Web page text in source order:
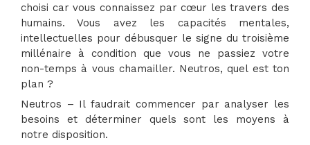
choisi car vous connaissez par cœur les travers des
humains. Vous avez les capacités mentales,
intellectuelles pour débusquer le signe du troisième
millénaire à condition que vous ne passiez votre
non-temps à vous chamailler. Neutros, quel est ton
plan ?
Neutros – Il faudrait commencer par analyser les
besoins et déterminer quels sont les moyens à
notre disposition.